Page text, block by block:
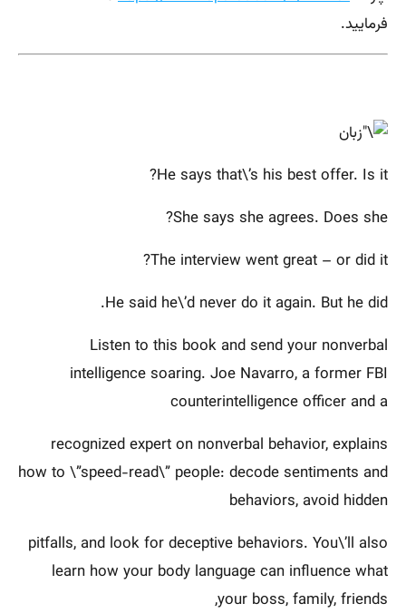
فرمایید.
He says that\’s his best offer. Is it?
She says she agrees. Does she?
The interview went great – or did it?
He said he\’d never do it again. But he did.
Listen to this book and send your nonverbal
intelligence soaring. Joe Navarro, a former FBI
counterintelligence officer and a
recognized expert on nonverbal behavior, explains
how to \”speed-read\” people: decode sentiments and
behaviors, avoid hidden
pitfalls, and look for deceptive behaviors. You\’ll also
learn how your body language can influence what
your boss, family, friends,